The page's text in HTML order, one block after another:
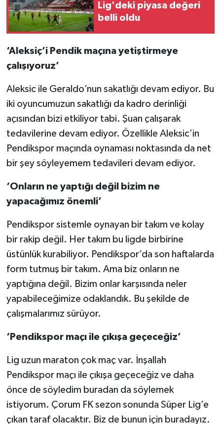
Lig'deki piyasa değeri
belli oldu
‘Aleksiç’i Pendik maçına yetiştirmeye
çalışıyoruz’
Aleksic ile Geraldo’nun sakatlığı devam ediyor. Bu
iki oyuncumuzun sakatlığı da kadro derinliği
açısından bizi etkiliyor tabi. Şuan çalışarak
tedavilerine devam ediyor. Özellikle Aleksic’in
Pendikspor maçında oynaması noktasında da net
bir şey söyleyemem tedavileri devam ediyor.
‘Onların ne yaptığı değil bizim ne
yapacağımız önemli’
Pendikspor sistemle oynayan bir takım ve kolay
bir rakip değil. Her takım bu ligde birbirine
üstünlük kurabiliyor. Pendikspor’da son haftalarda
form tutmuş bir takım. Ama biz onların ne
yaptığına değil. Bizim onlar karşısında neler
yapabileceğimize odaklandık. Bu şekilde de
çalışmalarımız sürüyor.
‘Pendikspor maçı ile çıkışa geçeceğiz’
Lig uzun maraton çok maç var. İnşallah
Pendikspor maçı ile çıkışa geçeceğiz ve daha
önce de söyledim buradan da söylemek
istiyorum. Çorum FK sezon sonunda Süper Lig’e
çıkan taraf olacaktır. Biz de bunun için buradayız.